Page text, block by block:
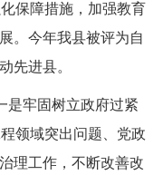
保障措施，加强教育
。今年我县被评为自
先进县。
是牢固树立政府过紧
领域突出问题、党政
理工作，不断改善改